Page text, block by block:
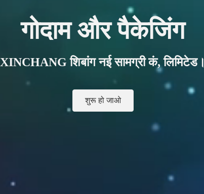
गोदाम और पैकेजिंग
XINCHANG शिबांग नई सामग्री कं, लिमिटेड।
शुरू हो जाओ